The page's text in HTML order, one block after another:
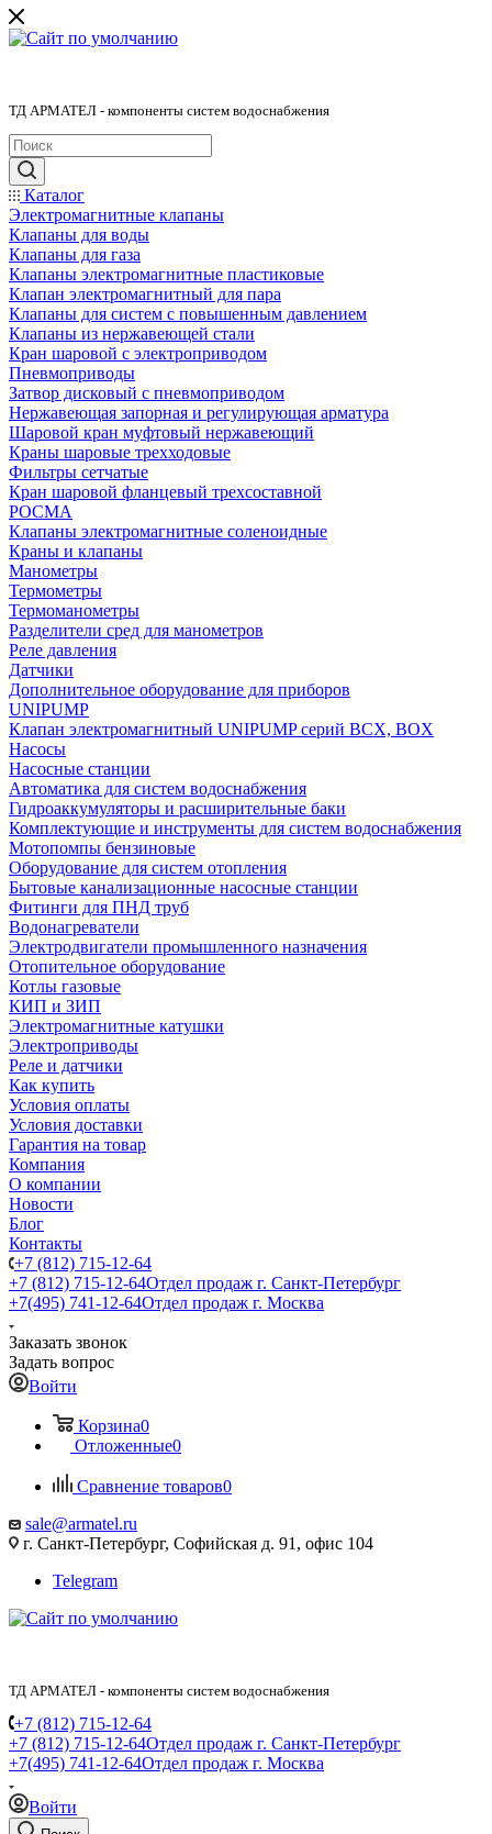
ТД АРМАТЕЛ - компоненты систем водоснабжения
Каталог
Электромагнитные клапаны
Клапаны для воды
Клапаны для газа
Клапаны электромагнитные пластиковые
Клапан электромагнитный для пара
Клапаны для систем с повышенным давлением
Клапаны из нержавеющей стали
Кран шаровой с электроприводом
Пневмоприводы
Затвор дисковый с пневмоприводом
Нержавеющая запорная и регулирующая арматура
Шаровой кран муфтовый нержавеющий
Краны шаровые трехходовые
Фильтры сетчатые
Кран шаровой фланцевый трехсоставной
РОСМА
Клапаны электромагнитные соленоидные
Краны и клапаны
Манометры
Термометры
Термоманометры
Разделители сред для манометров
Реле давления
Датчики
Дополнительное оборудование для приборов
UNIPUMP
Клапан электромагнитный UNIPUMP серий BCX, BOX
Насосы
Насосные станции
Автоматика для систем водоснабжения
Гидроаккумуляторы и расширительные баки
Комплектующие и инструменты для систем водоснабжения
Мотопомпы бензиновые
Оборудование для систем отопления
Бытовые канализационные насосные станции
Фитинги для ПНД труб
Водонагреватели
Электродвигатели промышленного назначения
Отопительное оборудование
Котлы газовые
КИП и ЗИП
Электромагнитные катушки
Электроприводы
Реле и датчики
Как купить
Условия оплаты
Условия доставки
Гарантия на товар
Компания
О компании
Новости
Блог
Контакты
+7 (812) 715-12-64
+7 (812) 715-12-64Отдел продаж г. Санкт-Петербург
+7(495) 741-12-64Отдел продаж г. Москва
Заказать звонок
Задать вопрос
Войти
Корзина0
Отложенные0
Сравнение товаров0
sale@armatel.ru
г. Санкт-Петербург, Софийская д. 91, офис 104
Telegram
ТД АРМАТЕЛ - компоненты систем водоснабжения
+7 (812) 715-12-64
+7 (812) 715-12-64Отдел продаж г. Санкт-Петербург
+7(495) 741-12-64Отдел продаж г. Москва
Войти